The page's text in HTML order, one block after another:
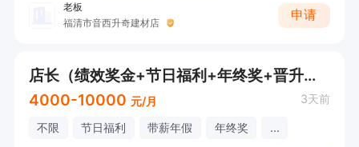
老板
福清市音西升奇建材店
申请
店长（绩效奖金+节日福利+年终奖+晋升空间+带薪年假）
4000-10000 元/月 3天前
不限 节日福利 带薪年假 年终奖 ...